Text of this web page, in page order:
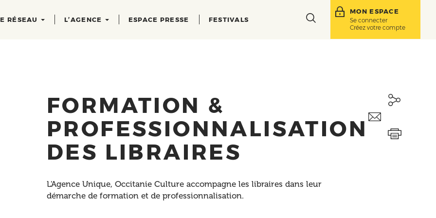
RÉSEAU L’AGENCE ESPACE PRESSE FESTIVALS
Toggle
MON ESPACE
Se connecter
Créez votre compte
FORMATION &
PROFESSIONNALISATION
DES LIBRAIRES
L'Agence Unique, Occitanie Culture accompagne les libraires dans leur
démarche de formation et de professionnalisation.